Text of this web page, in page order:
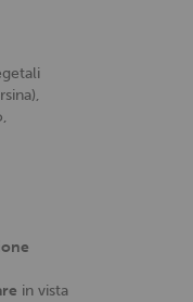
in vista